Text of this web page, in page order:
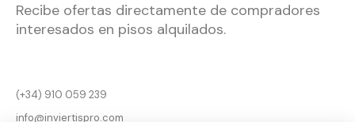
Recibe ofertas directamente de compradores
interesados en pisos alquilados.
(+34) 910 059 239
info@inviertispro.com